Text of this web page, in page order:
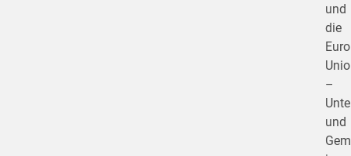
und
die
–
und